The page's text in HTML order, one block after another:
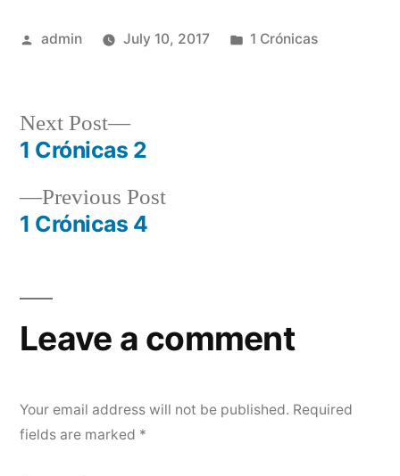
Posted
admin July 10, 2017
Posted
1 Crónicas
Post
navigation
Previous PostPrevious
1 Crónicas 4
Next Post
Next
post:
1 Crónicas 2
Leave a comment
Your email address will not be published. Required
fields are marked *